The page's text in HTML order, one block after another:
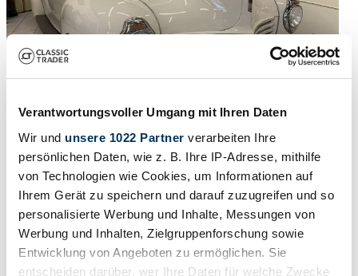
Verantwortungsvoller Umgang mit Ihren Daten
Wir und unsere 1022 Partner verarbeiten Ihre
persönlichen Daten, wie z. B. Ihre IP-Adresse, mithilfe
von Technologien wie Cookies, um Informationen auf
Ihrem Gerät zu speichern und darauf zuzugreifen und so
personalisierte Werbung und Inhalte, Messungen von
Werbung und Inhalten, Zielgruppenforschung sowie
Entwicklung von Angeboten zu ermöglichen. Sie
entscheiden darüber, wer Ihre Daten für welche Zwecke
Gutachten
1940 | Chrysler Windsor Serie 25
€ 44.990vor 4 Jahren